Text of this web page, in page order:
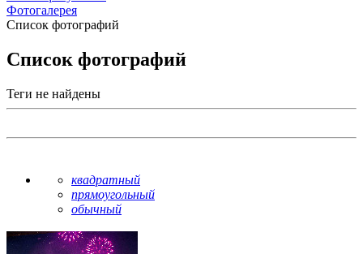
Фотогалерея
Список фотографий
Список фотографий
Теги не найдены
квадратный
прямоугольный
обычный